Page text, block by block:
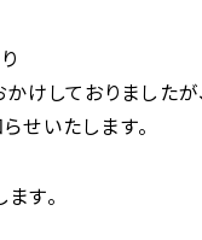
けしておりましたが
せいたします。
す。